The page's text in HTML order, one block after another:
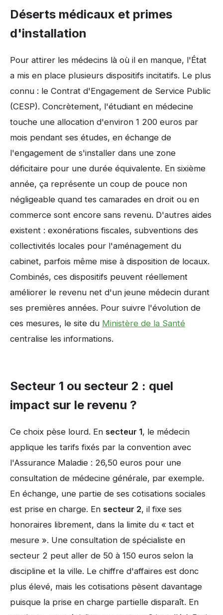
Déserts médicaux et primes
d'installation
Pour attirer les médecins là où il en manque, l'État
a mis en place plusieurs dispositifs incitatifs. Le plus
connu : le Contrat d'Engagement de Service Public
(CESP). Concrètement, l'étudiant en médecine
touche une allocation d'environ 1 200 euros par
mois pendant ses études, en échange de
l'engagement de s'installer dans une zone
déficitaire pour une durée équivalente. En sixième
année, ça représente un coup de pouce non
négligeable quand tes camarades en droit ou en
commerce sont encore sans revenu. D'autres aides
existent : exonérations fiscales, subventions des
collectivités locales pour l'aménagement du
cabinet, parfois même mise à disposition de locaux.
Combinés, ces dispositifs peuvent réellement
améliorer le revenu net d'un jeune médecin durant
ses premières années. Pour suivre l'évolution de
ces mesures, le site du Ministère de la Santé
centralise les informations.
Secteur 1 ou secteur 2 : quel
impact sur le revenu ?
Ce choix pèse lourd. En secteur 1, le médecin
applique les tarifs fixés par la convention avec
l'Assurance Maladie : 26,50 euros pour une
consultation de médecine générale, par exemple.
En échange, une partie de ses cotisations sociales
est prise en charge. En secteur 2, il fixe ses
honoraires librement, dans la limite du « tact et
mesure ». Une consultation de spécialiste en
secteur 2 peut aller de 50 à 150 euros selon la
discipline et la ville. Le chiffre d'affaires est donc
plus élevé, mais les cotisations pèsent davantage
puisque la prise en charge partielle disparaît. En